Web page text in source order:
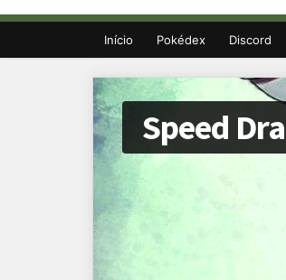
Início Pokédex Discord
Speed